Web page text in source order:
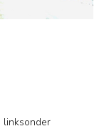
linksonder